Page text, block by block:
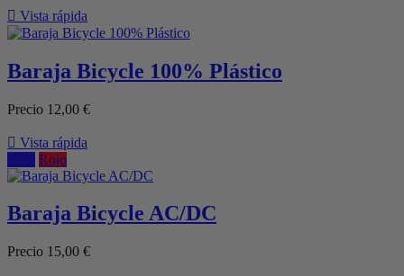
 Vista rápida
Baraja Bicycle 100% Plástico
Precio 12,00 €
 Vista rápida
Rojo
Baraja Bicycle AC/DC
Precio 15,00 €